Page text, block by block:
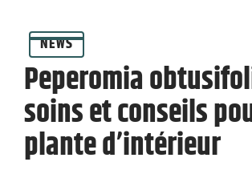
NEWS
Peperomia
soins et conseils
plante d’intérieur